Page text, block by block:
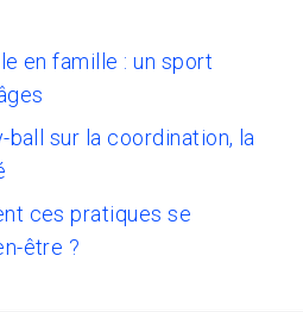
en famille : un sport
sur la coordination, la
ces pratiques se
être ?